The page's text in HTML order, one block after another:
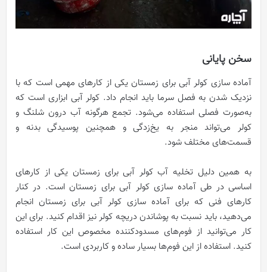
سخن پایانی
آماده سازی کولر آبی برای زمستان یکی از کارهای مهمی است که با
نزدیک شدن به فصل سرما باید انجام داد. کولر آبی ابزاری است که
به‌صورت فصلی استفاده می‌شود. تجمع هرگونه آب درون شلنگ و
کولر می‌تواند منجر به یخ‌زدگی و همچنین پوسیدگی بدنه و
قسمت‌های مختلف شود.
به همین دلیل تخلیه آب کولر آبی برای زمستان یکی از کارهای
اساسی در طی آماده سازی کولر آبی برای زمستان است. در کنار
کارهای فنی که برای آماده سازی کولر آبی برای زمستان انجام
می‌دهید، باید نسبت به پوشاندن دریچه کولر نیز اقدام کنید. برای این
کار می‌توانید از فوم‌های مسدودکننده مخصوص این کار استفاده
کنید. استفاده از این فوم‌ها بسیار ساده و کاربردی است.